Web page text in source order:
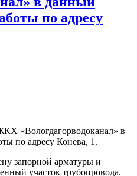
по адресу
«Вологдагорводоканал» в
по адресу Конева, 1.
запорной арматуры и
участок трубопровода.